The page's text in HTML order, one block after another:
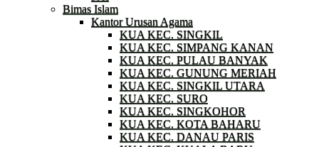
Bimas Islam
Kantor Urusan Agama
KUA KEC. SINGKIL
KUA KEC. SIMPANG KANAN
KUA KEC. PULAU BANYAK
KUA KEC. GUNUNG MERIAH
KUA KEC. SINGKIL UTARA
KUA KEC. SURO
KUA KEC. SINGKOHOR
KUA KEC. KOTA BAHARU
KUA KEC. DANAU PARIS